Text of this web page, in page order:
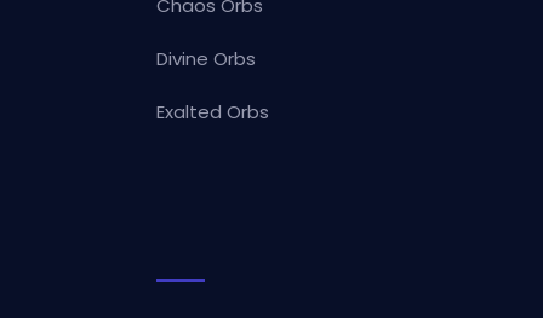
Chaos Orbs
Divine Orbs
Exalted Orbs